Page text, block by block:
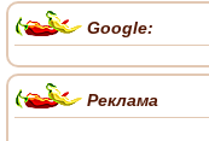
Google:
Реклама